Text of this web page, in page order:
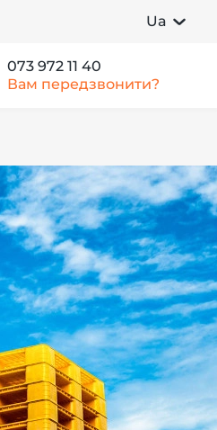
Ua
073 972 11 40
Вам передзвонити?